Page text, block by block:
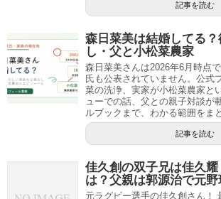
記事を読む
森日菜美は結婚してる
し・父と小松菜農家
森日菜美さんは2026年6月時点
氏も公表されていません。公式
菜の洗浄、実家が小松菜農家と
ューでの話、父との親子対談が
ルブックまで、わかる範囲をま
記事を読む
佳久創の双子兄は佳久
は？父親は郭源治で元
元ラグビー選手の佳久創さん！